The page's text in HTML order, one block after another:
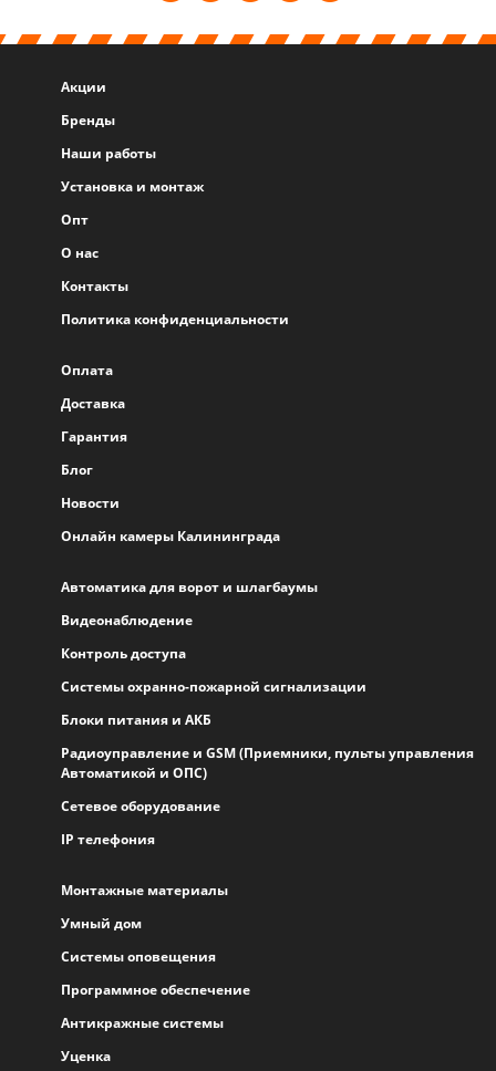
Акции
Бренды
Наши работы
Установка и монтаж
Опт
О нас
Контакты
Политика конфиденциальности
Оплата
Доставка
Гарантия
Блог
Новости
Онлайн камеры Калининграда
Автоматика для ворот и шлагбаумы
Видеонаблюдение
Контроль доступа
Системы охранно-пожарной сигнализации
Блоки питания и АКБ
Радиоуправление и GSM (Приемники, пульты управления
Автоматикой и ОПС)
Сетевое оборудование
IP телефония
Монтажные материалы
Умный дом
Системы оповещения
Программное обеспечение
Антикражные системы
Уценка